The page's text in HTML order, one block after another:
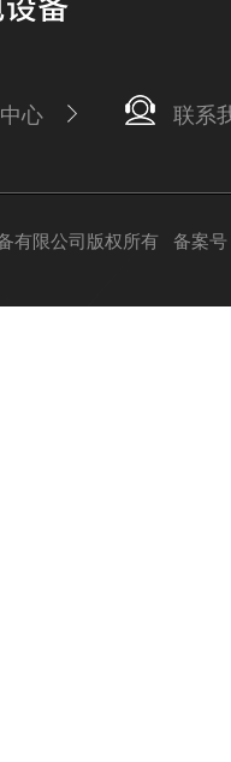
心 联系
有限公司版权所有 备案